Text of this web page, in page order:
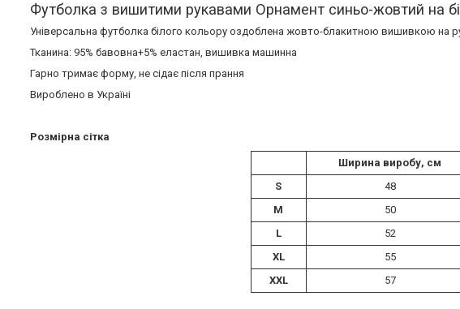
Футболка з вишитими рукавами Орнамент синьо-жовтий на
Універсальна футболка білого кольору оздоблена жовто-блакитною вишивкою на
Тканина: 95% бавовна+5% еластан, вишивка машинна
Гарно тримає форму, не сідає після прання
Вироблено в Україні
Розмірна сітка
Ширина виробу, см
S
48
M
50
L
52
XL
55
XXL
57